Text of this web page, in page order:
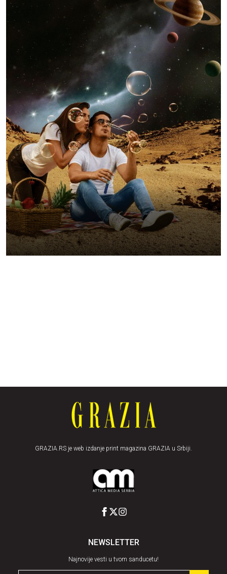
GRAZIA.RS je web izdanje print magazina GRAZIA u Srbiji.
NEWSLETTER
Najnovije vesti u tvom sanducetu!